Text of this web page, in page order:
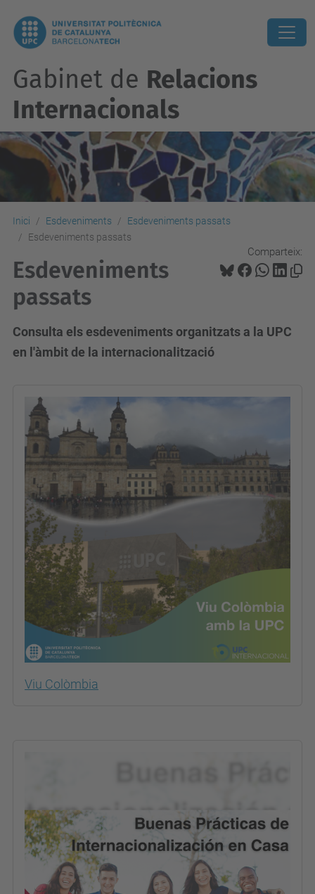
Gabinet de Relacions
Internacionals
Inici Esdeveniments
Esdeveniments passats
Esdeveniments passats
Comparteix:
Esdeveniments
passats
Consulta els esdeveniments organitzats a la UPC
en l'àmbit de la internacionalització
Viu Colòmbia